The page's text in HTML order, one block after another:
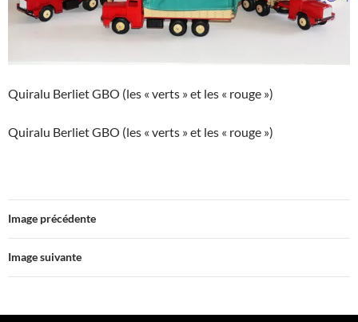
Quiralu Berliet GBO (les « verts » et les « rouge »)
Quiralu Berliet GBO (les « verts » et les « rouge »)
Image précédente
Image suivante